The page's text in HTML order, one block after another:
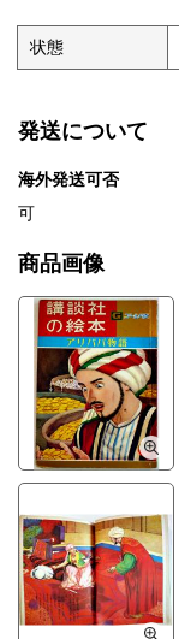
状態
発送について
海外発送可否
可
商品画像